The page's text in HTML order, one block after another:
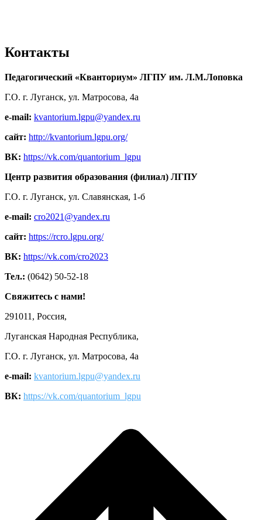
Контакты
Педагогический «Кванториум» ЛГПУ им. Л.М.Лоповка
Г.О. г. Луганск, ул. Матросова, 4а
e-mail: kvantorium.lgpu@yandex.ru
сайт: http://kvantorium.lgpu.org/
ВК: https://vk.com/quantorium_lgpu
Центр развития образования (филиал) ЛГПУ
Г.О. г. Луганск, ул. Славянская, 1-б
e-mail: cro2021@yandex.ru
сайт: https://rcro.lgpu.org/
ВК: https://vk.com/cro2023
Тел.: (0642) 50-52-18
Свяжитесь с нами!
291011, Россия,
Луганская Народная Республика,
Г.О. г. Луганск, ул. Матросова, 4а
e-mail: kvantorium.lgpu@yandex.ru
ВК: https://vk.com/quantorium_lgpu